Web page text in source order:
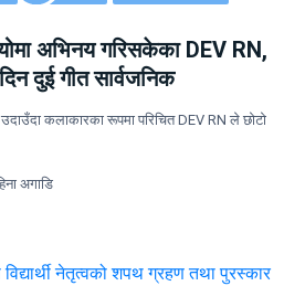
अभिनय गरिसकेका DEV RN,
दुई गीत सार्वजनिक
उदाउँदा कलाकारका रूपमा परिचित DEV RN ले छोटो
अगाडि